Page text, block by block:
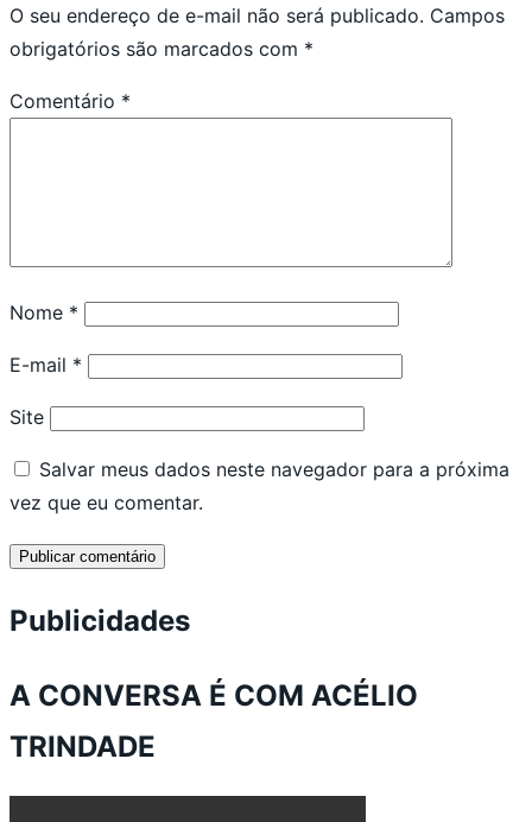
O seu endereço de e-mail não será publicado. Campos
obrigatórios são marcados com *
Comentário *
Nome *
E-mail *
Site
Salvar meus dados neste navegador para a próxima
vez que eu comentar.
Publicidades
A CONVERSA É COM ACÉLIO
TRINDADE